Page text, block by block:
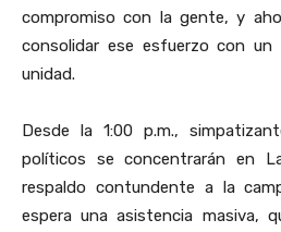
compromiso con la gente, y
consolidar ese esfuerzo con
unidad.
Desde la 1:00 p.m.,
políticos se concentrarán en
respaldo contundente a la
espera una asistencia masiva,